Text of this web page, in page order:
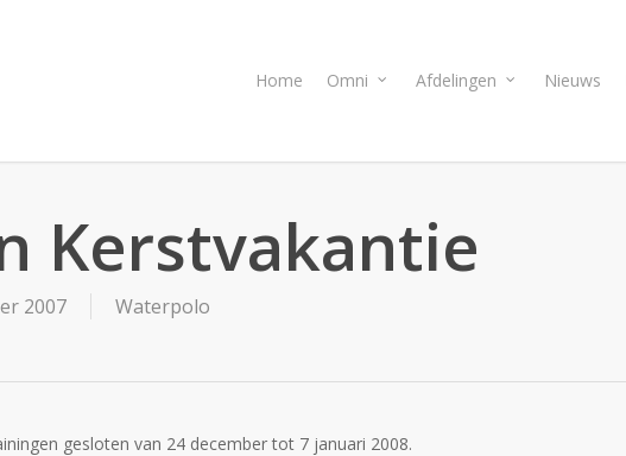
Home Omni Afdelingen Nieuws
Kerstvakantie
2007 Waterpolo
gesloten van 24 december tot 7 januari 2008.